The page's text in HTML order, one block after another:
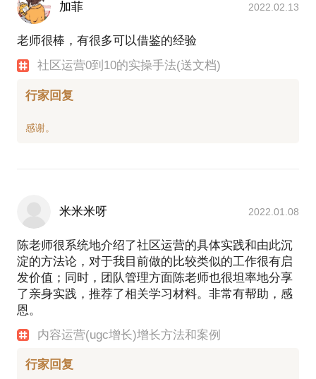
加菲 2022.02.13
老师很棒，有很多可以借鉴的经验
社区运营0到10的实操手法(送文档)
行家回复
米米米呀 2022.01.08
陈老师很系统地介绍了社区运营的具体实践和由此沉
淀的方法论，对于我目前做的比较类似的工作很有启
发价值；同时，团队管理方面陈老师也很坦率地分享
了亲身实践，推荐了相关学习材料。非常有帮助，感
恩。
内容运营(ugc增长)增长方法和案例
行家回复